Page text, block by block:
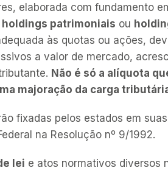
elaborada com fundamento
holdings patrimoniais ou
às quotas ou ações,
a valor de mercado,
. Não é só a alíquota
majoração da carga
fixadas pelos estados em
na Resolução nº 9/1992.
lei e atos normativos diversos